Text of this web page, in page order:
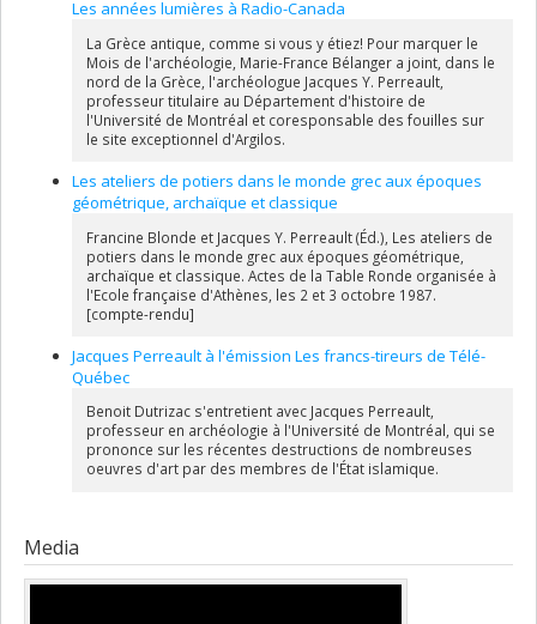
Les années lumières à Radio-Canada
La Grèce antique, comme si vous y étiez! Pour marquer le
Mois de l'archéologie, Marie-France Bélanger a joint, dans le
nord de la Grèce, l'archéologue Jacques Y. Perreault,
professeur titulaire au Département d'histoire de
l'Université de Montréal et coresponsable des fouilles sur
le site exceptionnel d'Argilos.
Les ateliers de potiers dans le monde grec aux époques
géométrique, archaïque et classique
Francine Blonde et Jacques Y. Perreault (Éd.), Les ateliers de
potiers dans le monde grec aux époques géométrique,
archaïque et classique. Actes de la Table Ronde organisée à
l'Ecole française d'Athènes, les 2 et 3 octobre 1987.
[compte-rendu]
Jacques Perreault à l'émission Les francs-tireurs de Télé-
Québec
Benoit Dutrizac s'entretient avec Jacques Perreault,
professeur en archéologie à l'Université de Montréal, qui se
prononce sur les récentes destructions de nombreuses
oeuvres d'art par des membres de l'État islamique.
Media